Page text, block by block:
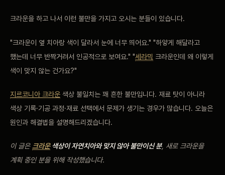
자주 묻는 질문
회원가입 / 로그인
크라운을 하고 나서 이런 불만을 가지고 오시는 분들이 있습니다.
"크라운이 옆 치아랑 색이 달라서 눈에 너무 띄어요." "하얗게 해달라고
했는데 너무 반짝거려서 인공적으로 보여요." "세라믹 크라운인데 왜 이렇게
색이 맞지 않는 건가요?"
지르코니아 크라운 색상 불일치는 꽤 흔한 불만입니다. 재료 탓이 아니라
색상 기록·기공 과정·재료 선택에서 문제가 생기는 경우가 많습니다. 오늘은
원인과 해결법을 설명해드리겠습니다.
이 글은크라운색상이 자연치아와 맞지 않아 불만이신 분, 새로 크라운을
계획 중인 분을 위해 작성했습니다.